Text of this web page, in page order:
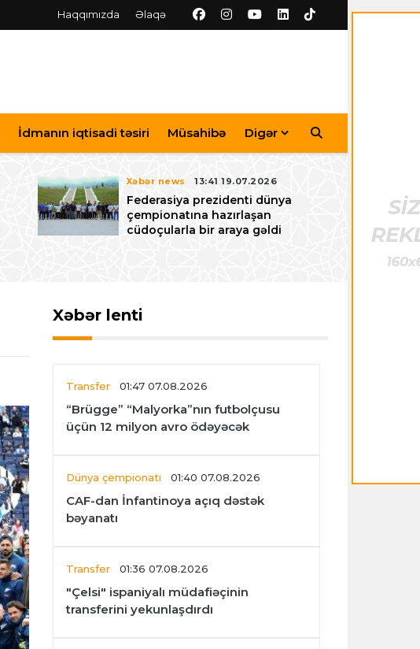
Haqqımızda Əlaqə
İdmanın iqtisadi təsiri Müsahibə Digər
Xəbər news 13:41 19.07.2026
Federasiya prezidenti dünya
çempionatına hazırlaşan
cüdoçularla bir araya gəldi
Xəbər lenti
Transfer 01:47 07.08.2026
“Brügge” “Malyorka”nın futbolçusu
üçün 12 milyon avro ödəyəcək
Dünya çempionatı 01:40 07.08.2026
CAF-dan İnfantinoya açıq dəstək
bəyanatı
Transfer 01:36 07.08.2026
"Çelsi" ispaniyalı müdafiəçinin
transferini yekunlaşdırdı